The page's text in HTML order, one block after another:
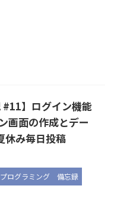
#11】ログイン機能
画面の作成とデー
休み毎日投稿
プログラミング 備忘録